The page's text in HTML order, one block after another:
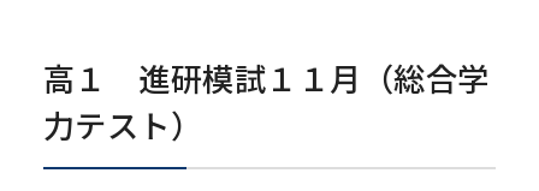
高１ 進研模試１１月（総合学
力テスト）